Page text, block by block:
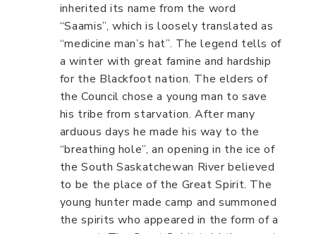
inherited its name from the word
“Saamis”, which is loosely translated as
“medicine man’s hat”. The legend tells of
a winter with great famine and hardship
for the Blackfoot nation. The elders of
the Council chose a young man to save
his tribe from starvation. After many
arduous days he made his way to the
“breathing hole”, an opening in the ice of
the South Saskatchewan River believed
to be the place of the Great Spirit. The
young hunter made camp and summoned
the spirits who appeared in the form of a